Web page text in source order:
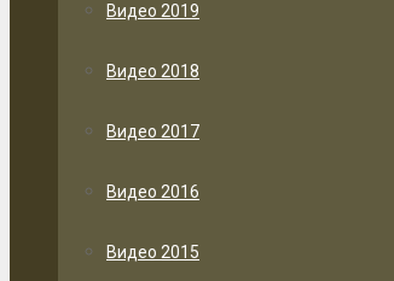
Видео 2019
Видео 2018
Видео 2017
Видео 2016
Видео 2015